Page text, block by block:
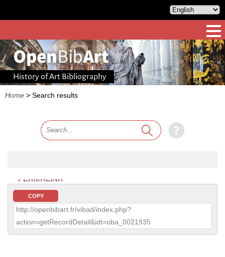
History of Art Bibliography
Home > Search results
PERMALINK
COPY
http://openbibart.fr/vibad/index.php?
action=getRecordDetail&idt=oba_0021935